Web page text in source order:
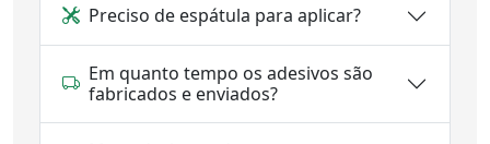
Preciso de espátula para aplicar?
Em quanto tempo os adesivos são
fabricados e enviados?